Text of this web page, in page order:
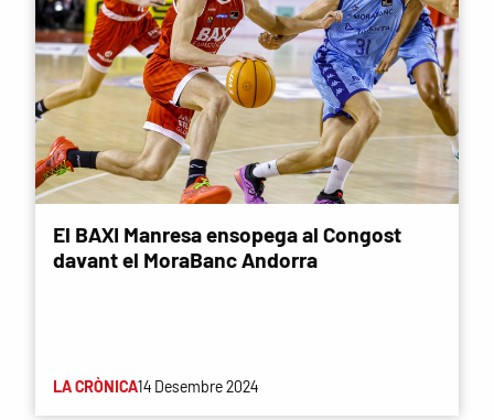
El BAXI Manresa ensopega al Congost
davant el MoraBanc Andorra
LA CRÒNICA14 Desembre 2024